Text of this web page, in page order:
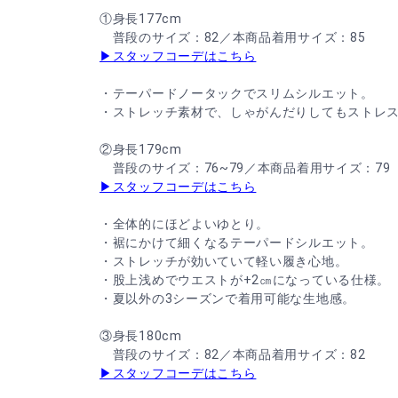
①身長177cm
普段のサイズ：82／本商品着用サイズ：85
▶スタッフコーデはこちら
・テーパードノータックでスリムシルエット。
・ストレッチ素材で、しゃがんだりしてもストレス
②身長179cm
普段のサイズ：76~79／本商品着用サイズ：79
▶スタッフコーデはこちら
・全体的にほどよいゆとり。
・裾にかけて細くなるテーパードシルエット。
・ストレッチが効いていて軽い履き心地。
・股上浅めでウエストが+2㎝になっている仕様。
・夏以外の3シーズンで着用可能な生地感。
③身長180cm
普段のサイズ：82／本商品着用サイズ：82
▶スタッフコーデはこちら